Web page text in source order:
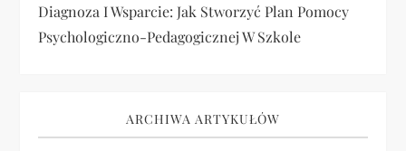
Diagnoza I Wsparcie: Jak Stworzyć Plan Pomocy
Psychologiczno-Pedagogicznej W Szkole
ARCHIWA ARTYKUŁÓW